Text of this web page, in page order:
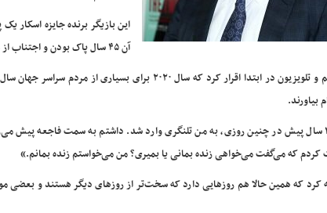
این بازیگر برنده جایزه اسکار
آن ۴۵ سال پاک بودن و اجتناب از مصرف مشروبات الکلی بود.
این ستاره فیلم و تلویزیون در ابتدا اقرار کرد که سال
بیاورند.
او گفت: «۴۵ سال پیش در چنین روزی، به من تلنگری وارد شد. داشتم به سمت
کردم که می‌گفت می‌خواهی زنده بمانی یا بمیری؟ من می‌خواستم زنده بمانم.»
کرد که همین حالا هم روزهایی دارد که سخت‌تر از روزهای دیگر هستند و بعضی